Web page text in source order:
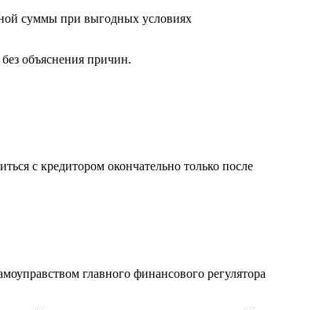
суммы при выгодных условиях
без объяснения причин.
с кредитором окончательно только после
главного финансового регулятора